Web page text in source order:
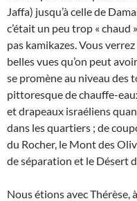
Jaffa) jusqu’à celle de
c’était un peu trop « chaud
pas kamikazes. Vous
belles vues qu’on peut
se promène au niveau des
pittoresque de chauffe-
et drapeaux israéliens
dans les quartiers ; de
du Rocher, le Mont des
de séparation et le Désert
Nous étions avec Thérèse,